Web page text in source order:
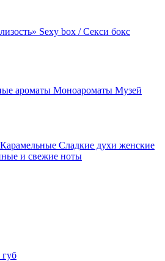
Sexy box / Секси бокс
ароматы Моноароматы Музей
Карамельные Сладкие духи женские
и свежие ноты
губ